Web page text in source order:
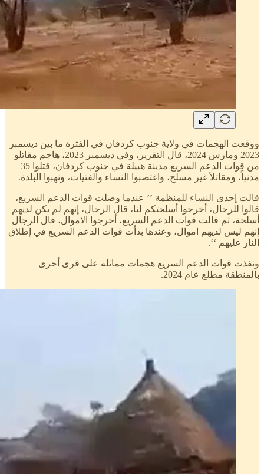
ووقعت الهجمات في ولاية جنوب كردفان في الفترة ما بين ديسمبر
2023 ومارس 2024، قال التقرير، وفي ديسمبر 2023، هاجم مقاتلو
من قوات الدعم السريع مدينة هبيلة في جنوب كردفان، قتلوا 35
مدنياً، ومقاتلاً غير مسلح، واغتصبوا النساء والفتيات، ونهبوا البلدة.
قالت إحدى النساء للمنظمة ’’ عندما وصلت قوات الدعم السريع،
قالوا للرجال، أخرجوا أسلحتكم لنا، قال الرجال، إنهم لم يكن لديهم
أسلحة، ثم قالت قوات الدعم السريع، أخرجوا الاموال، قال الرجال
إنهم ليس لديهم اموال، وعندها بدأت قوات الدعم السريع في إطلاق
النار عليهم ‘‘.
ونفذت قوات الدعم السريع هجمات مماثلة على قرى أخرى
بالمنطقة مطلع عام 2024.